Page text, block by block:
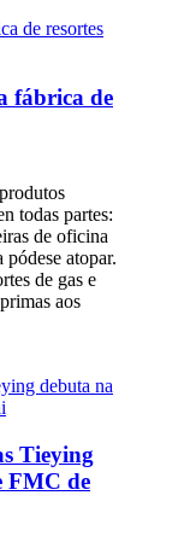
fábrica de
todas partes:
de oficina
pódese atopar.
de gas e
aos
Tieying
FMC de